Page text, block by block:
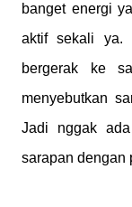
banget energi
aktif sekali ya.
bergerak ke
menyebutkan
Jadi nggak
sarapan dengan